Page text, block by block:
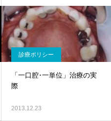
診療ポリシー
「一口腔･一単位」治療の実
際
2013.12.23